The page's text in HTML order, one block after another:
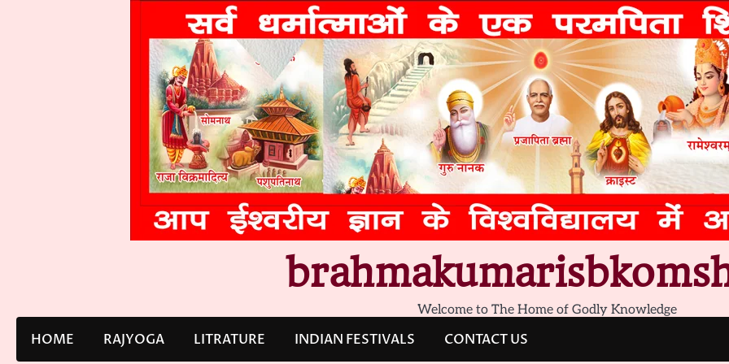
Welcome to The Home of Godly Knowledge
HOME RAJYOGA LITRATURE INDIAN FESTIVALS CONTACT US